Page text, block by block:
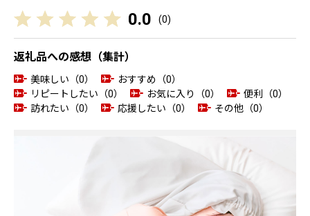
0.0 (0)
返礼品への感想（集計）
美味しい（0）
おすすめ（0）
リピートしたい（0）
お気に入り（0）
便利（0）
訪れたい（0）
応援したい（0） その他（0）